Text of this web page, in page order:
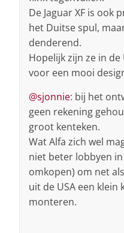
De Jaguar XF is ook
het Duitse spul,
denderend.
Hopelijk zijn ze in
voor een mooi
@sjonnie: bij het
geen rekening
groot kenteken.
Wat Alfa zich wel
niet beter lobbyen
omkopen) om net
uit de USA een klein
monteren.